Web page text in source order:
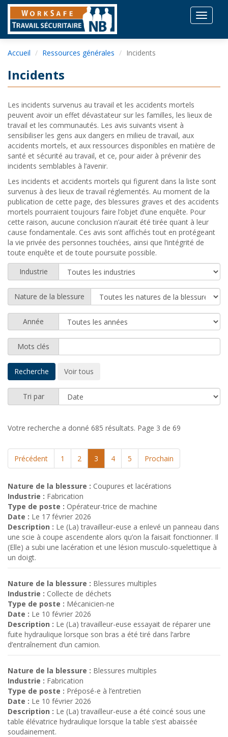
Toggle
Accueil Ressources générales Incidents
Incidents
Les incidents survenus au travail et les accidents mortels
peuvent avoir un effet dévastateur sur les familles, les lieux de
travail et les communautés. Les avis suivants visent à
sensibiliser les gens aux dangers en milieu de travail, aux
accidents mortels, et aux ressources disponibles en matière de
santé et sécurité au travail, et ce, pour aider à prévenir des
incidents semblables à l’avenir.
Les incidents et accidents mortels qui figurent dans la liste sont
survenus à des lieux de travail réglementés. Au moment de la
publication de cette page, des blessures graves et des accidents
mortels pourraient toujours faire l’objet d’une enquête. Pour
cette raison, aucune conclusion n’aurait été tirée quant à leur
cause fondamentale. Ces avis sont affichés tout en protégeant
la vie privée des personnes touchées, ainsi que l’intégrité de
toute enquête et de toute poursuite possible.
Industrie
Nature de la blessure
Année
Mots clés
Tri par
Votre recherche a donné 685 résultats. Page 3 de 69
Précédent 1 2 3 4 5 Prochain
Nature de la blessure : Coupures et lacérations
Industrie : Fabrication
Type de poste : Opérateur-trice de machine
Date : Le 17 février 2026
Description : Le (La) travailleur-euse a enlevé un panneau dans
une scie à coupe ascendente alors qu’on la faisait fonctionner. Il
(Elle) a subi une lacération et une lésion musculo-squelettique à
un doigt.
Nature de la blessure : Blessures multiples
Industrie : Collecte de déchets
Type de poste : Mécanicien-ne
Date : Le 10 février 2026
Description : Le (La) travailleur-euse essayait de réparer une
fuite hydraulique lorsque son bras a été tiré dans l’arbre
d’entraînement d’un camion.
Nature de la blessure : Blessures multiples
Industrie : Fabrication
Type de poste : Préposé-e à l’entretien
Date : Le 10 février 2026
Description : Le (La) travailleur-euse a été coincé sous une
table élévatrice hydraulique lorsque la table s’est abaissée
soudainement.